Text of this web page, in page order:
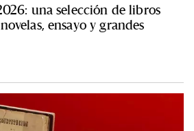
una selección de libros
ensayo y grandes